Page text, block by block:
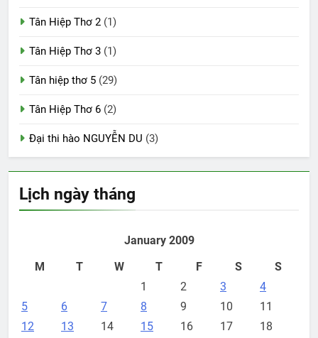
Tân Hiệp Thơ 2 (1)
Tân Hiệp Thơ 3 (1)
Tân hiệp thơ 5 (29)
Tân Hiệp Thơ 6 (2)
Đại thi hào NGUYỄN DU (3)
Lịch ngày tháng
January 2009
M
T W T F S
S
1
2 3
4
5
6 7 8 9 10
11
12
13 14 15 16 17
18